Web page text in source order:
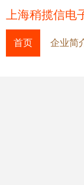
上海稍揽信电
首页 企业简